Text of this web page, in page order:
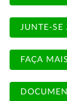
JUNTE-SE
FAÇA